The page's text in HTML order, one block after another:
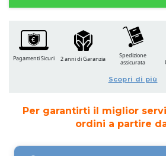
Per garantirti il miglior
ordini a partire
Pagamenti Sicuri 2 anni di Garanzia
Spedizione
assicurata
Scopri di più